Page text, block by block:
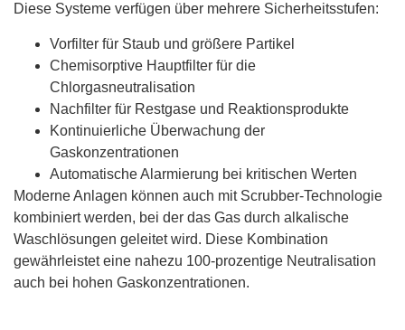
Diese Systeme verfügen über mehrere Sicherheitsstufen:
Vorfilter für Staub und größere Partikel
Chemisorptive Hauptfilter für die
Chlorgasneutralisation
Nachfilter für Restgase und Reaktionsprodukte
Kontinuierliche Überwachung der
Gaskonzentrationen
Automatische Alarmierung bei kritischen Werten
Moderne Anlagen können auch mit Scrubber-Technologie
kombiniert werden, bei der das Gas durch alkalische
Waschlösungen geleitet wird. Diese Kombination
gewährleistet eine nahezu 100-prozentige Neutralisation
auch bei hohen Gaskonzentrationen.